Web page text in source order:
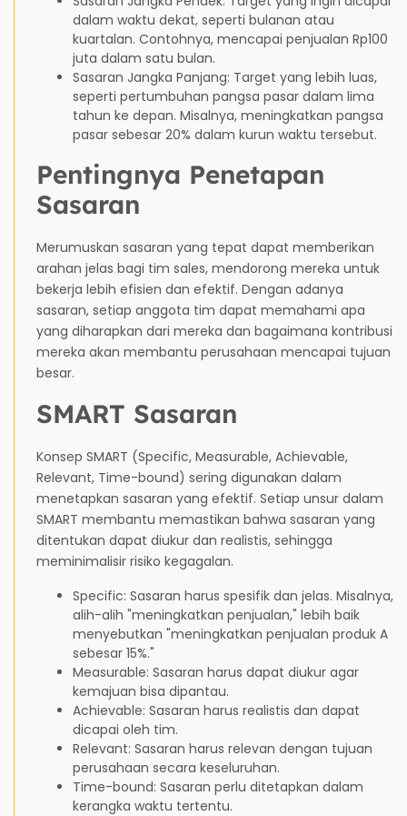
dalam waktu dekat, seperti bulanan atau
kuartalan. Contohnya, mencapai penjualan Rp100
juta dalam satu bulan.
Sasaran Jangka Panjang: Target yang lebih luas,
seperti pertumbuhan pangsa pasar dalam lima
tahun ke depan. Misalnya, meningkatkan pangsa
pasar sebesar 20% dalam kurun waktu tersebut.
Pentingnya Penetapan
Sasaran
Merumuskan sasaran yang tepat dapat memberikan
arahan jelas bagi tim sales, mendorong mereka untuk
bekerja lebih efisien dan efektif. Dengan adanya
sasaran, setiap anggota tim dapat memahami apa
yang diharapkan dari mereka dan bagaimana kontribusi
mereka akan membantu perusahaan mencapai tujuan
besar.
SMART Sasaran
Konsep SMART (Specific, Measurable, Achievable,
Relevant, Time-bound) sering digunakan dalam
menetapkan sasaran yang efektif. Setiap unsur dalam
SMART membantu memastikan bahwa sasaran yang
ditentukan dapat diukur dan realistis, sehingga
meminimalisir risiko kegagalan.
Specific: Sasaran harus spesifik dan jelas. Misalnya,
alih-alih "meningkatkan penjualan," lebih baik
menyebutkan "meningkatkan penjualan produk A
sebesar 15%."
Measurable: Sasaran harus dapat diukur agar
kemajuan bisa dipantau.
Achievable: Sasaran harus realistis dan dapat
dicapai oleh tim.
Relevant: Sasaran harus relevan dengan tujuan
perusahaan secara keseluruhan.
Time-bound: Sasaran perlu ditetapkan dalam
kerangka waktu tertentu.